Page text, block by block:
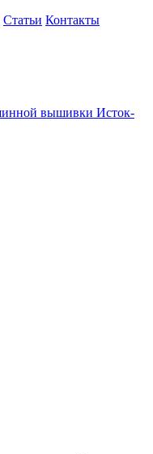
Статьи Контакты